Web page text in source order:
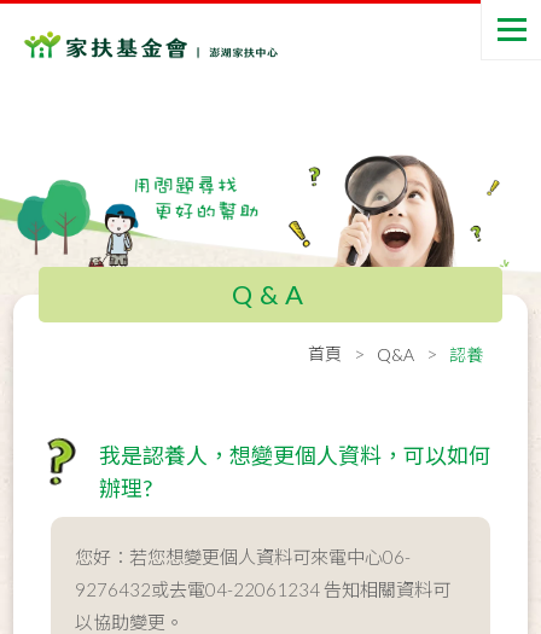
Q&A
首頁 Q&A 認養
我是認養人，想變更個人資料，可以如何
辦理?
您好：若您想變更個人資料可來電中心06-
9276432或去電04-22061234 告知相關資料可
以協助變更。